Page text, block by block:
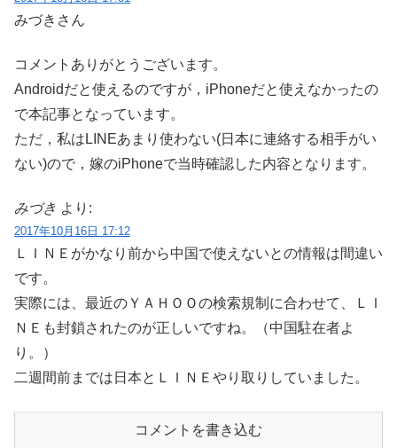
みづきさん
コメントありがとうございます。
Androidだと使えるのですが，iPhoneだと使えなかったの
で本記事となっています。
ただ，私はLINEあまり使わない(日本に連絡する相手がい
ない)ので，嫁のiPhoneで当時確認した内容となります。
みづき より:
2017年10月16日 17:12
ＬＩＮＥがかなり前から中国で使えないとの情報は間違い
です。
実際には、最近のＹＡＨＯＯの検索規制に合わせて、ＬＩ
ＮＥも封鎖されたのが正しいですね。（中国駐在者よ
り。）
二週間前までは日本とＬＩＮＥやり取りしていました。
コメントを書き込む